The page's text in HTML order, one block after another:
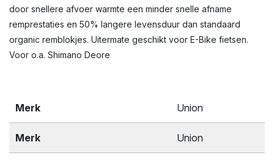
door snellere afvoer warmte een minder snelle afname
remprestaties en 50% langere levensduur dan standaard
organic remblokjes. Uitermate geschikt voor E-Bike fietsen.
Voor o.a. Shimano Deore
Merk Union
Merk Union